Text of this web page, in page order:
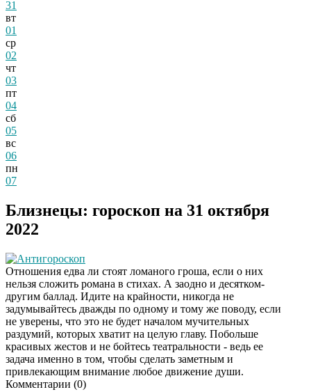
31
вт
01
ср
02
чт
03
пт
04
сб
05
вс
06
пн
07
Близнецы: гороскоп на 31 октября
2022
Антигороскоп
Отношения едва ли стоят ломаного гроша, если о них
нельзя сложить романа в стихах. А заодно и десятком-
другим баллад. Идите на крайности, никогда не
задумывайтесь дважды по одному и тому же поводу, если
не уверены, что это не будет началом мучительных
раздумий, которых хватит на целую главу. Побольше
красивых жестов и не бойтесь театральности - ведь ее
задача именно в том, чтобы сделать заметным и
привлекающим внимание любое движение души.
Комментарии (0)
Ролик длится